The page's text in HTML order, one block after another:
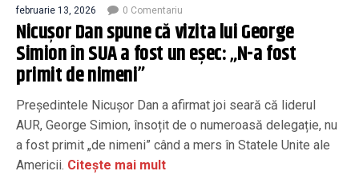
februarie 13, 2026 0 Comentariu
Nicușor Dan spune că vizita lui George
Simion în SUA a fost un eșec: „N-a fost
primit de nimeni”
Președintele Nicușor Dan a afirmat joi seară că liderul
AUR, George Simion, însoțit de o numeroasă delegație, nu
a fost primit „de nimeni” când a mers în Statele Unite ale
Americii. Citește mai mult